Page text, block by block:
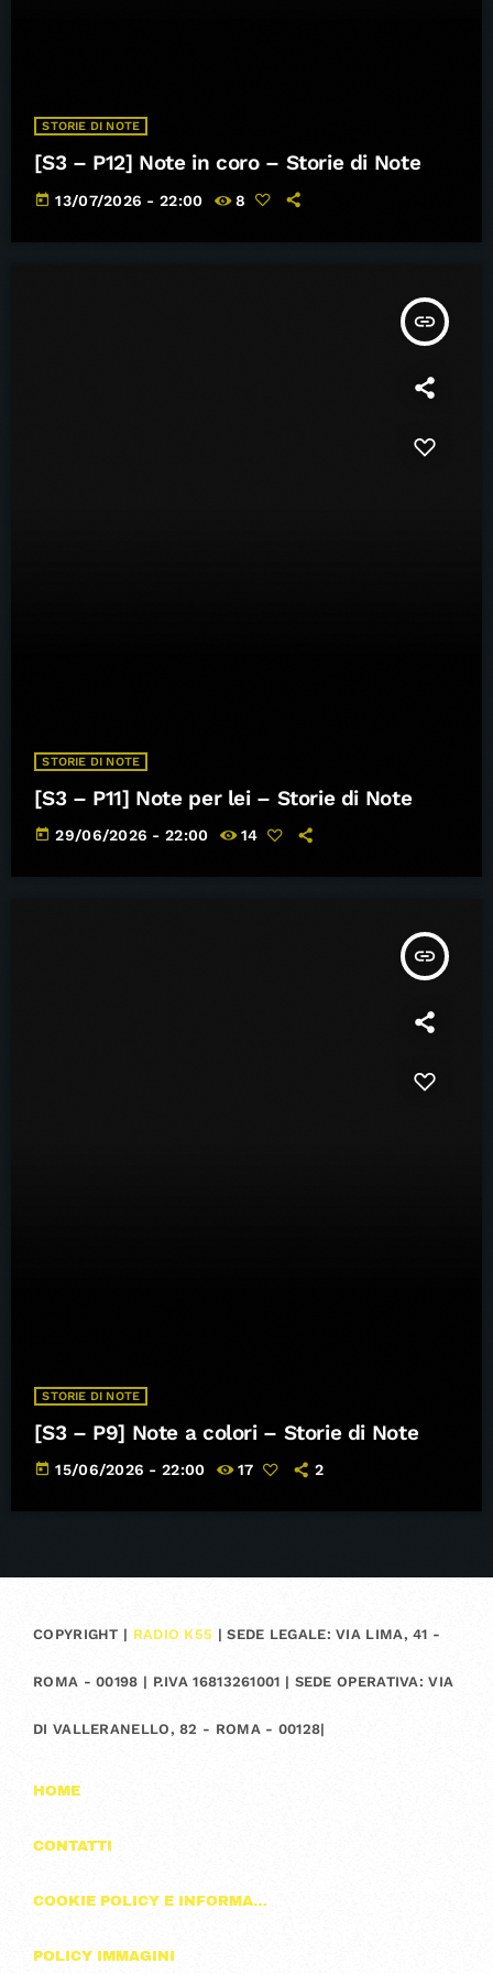
STORIE DI NOTE
[S3 – P12] Note in coro – Storie di Note
today 13/07/2026 - 22:00 8
insert_link
STORIE DI NOTE
[S3 – P11] Note per lei – Storie di Note
today 29/06/2026 - 22:00 14
insert_link
STORIE DI NOTE
[S3 – P9] Note a colori – Storie di Note
today 15/06/2026 - 22:00 17 2
COPYRIGHT | RADIO K55 | SEDE LEGALE: VIA LIMA, 41 -
ROMA - 00198 | P.IVA 16813261001 | SEDE OPERATIVA: VIA
DI VALLERANELLO, 82 - ROMA - 00128|
HOME
CONTATTI
COOKIE POLICY E INFORMAZIONI SULLA PRIVACY
POLICY IMMAGINI